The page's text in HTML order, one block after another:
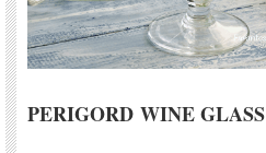
PERIGORD WINE GLASS